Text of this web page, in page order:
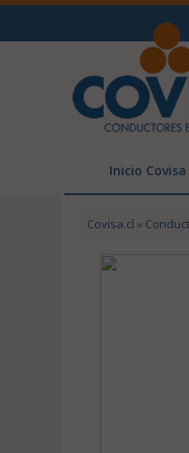
Inicio Covisa
Covisa.cl »